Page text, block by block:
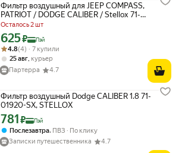
Фильтр воздушный для JEEP COMPASS,
PATRIOT / DODGE CALIBER / Stellox 71-
01920-SX
Осталось 2 шт
Цена с картой Яндекс Пэй 625 ₽ вместо
625₽ Пэй
Рейтинг товара: 4.8 из 5
Оценок: (4) · 7 купили
4.8(4) · 7 купили
25 авг курьер
Партерра
4.7
Фильтр воздушный Dodge CALIBER 1.8 71-
01920-SX, STELLOX
Цена с картой Яндекс Пэй 781 ₽ вместо
781₽ Пэй
Послезавтра, ПВЗ
По клику
Записки путешественника
4.7